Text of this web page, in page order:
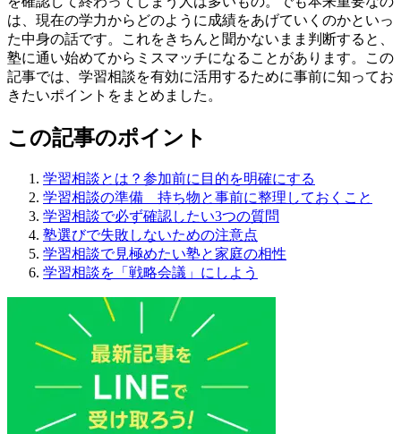
は、現在の学力からどのように成績をあげていくのかといっ
た中身の話です。これをきちんと聞かないまま判断すると、
塾に通い始めてからミスマッチになることがあります。この
記事では、学習相談を有効に活用するために事前に知ってお
きたいポイントをまとめました。
この記事のポイント
学習相談とは？参加前に目的を明確にする
学習相談の準備 持ち物と事前に整理しておくこと
学習相談で必ず確認したい3つの質問
塾選びで失敗しないための注意点
学習相談で見極めたい塾と家庭の相性
学習相談を「戦略会議」にしよう